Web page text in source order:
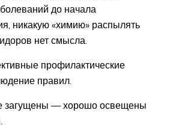
до начала
никакую «химию» распылять
нет смысла.
профилактические
правил.
загущены — хорошо освещены